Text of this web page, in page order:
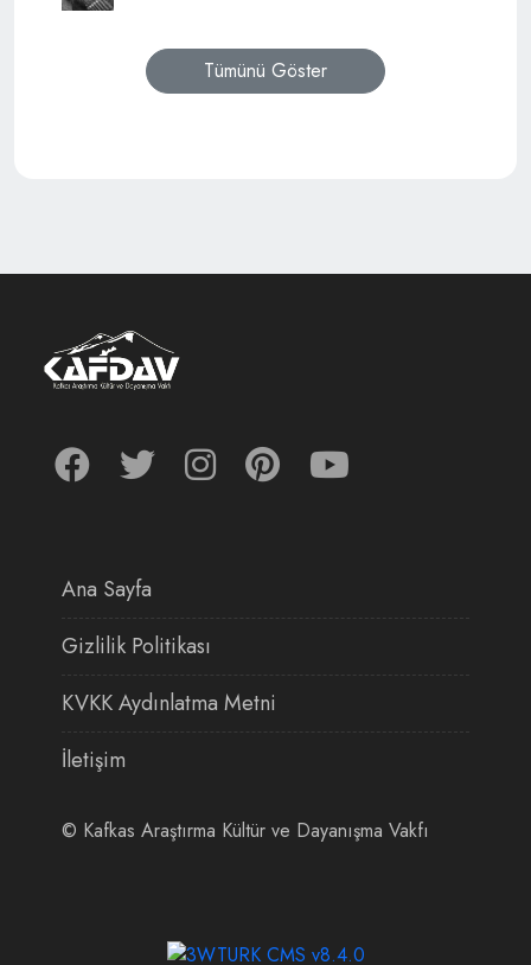
Tümünü Göster
Ana Sayfa
Gizlilik Politikası
KVKK Aydınlatma Metni
İletişim
© Kafkas Araştırma Kültür ve Dayanışma Vakfı